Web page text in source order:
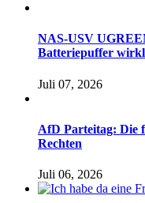
NAS-USV
Batteriepuffer
Juli 07, 2026
AfD Parteitag: Die
Rechten
Juli 06, 2026